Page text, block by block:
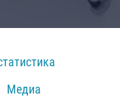
Медиа